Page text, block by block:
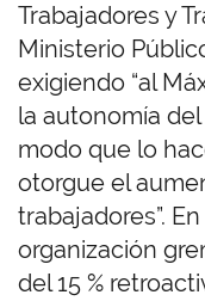
Trabajadores y
Ministerio
exigiendo “al
la autonomía
modo que lo
otorgue el
trabajadores”.
organización
del 15 %